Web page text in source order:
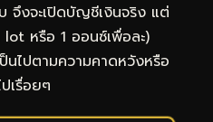
จึงจะเปิดบัญชีเงินจริง แต่
lot หรือ 1 ออนซ์เพื่อละ)
นไปตามความคาดหวังหรือ
เรื่อยๆ